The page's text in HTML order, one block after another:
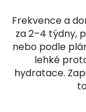
Frekvence a
za 2–4 týdny,
nebo podle
lehké
hydratace.